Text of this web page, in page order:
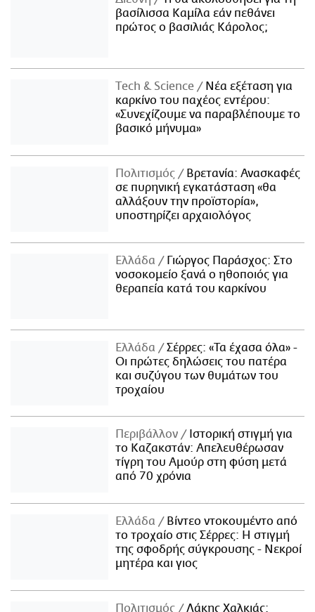
βασίλισσα Καμίλα εάν πεθάνει
πρώτος ο βασιλιάς Κάρολος;
Τech & Science
Νέα εξέταση για
καρκίνο του παχέος εντέρου:
«Συνεχίζουμε να παραβλέπουμε το
βασικό μήνυμα»
Πολιτισμός
Βρετανία: Ανασκαφές
σε πυρηνική εγκατάσταση «θα
αλλάξουν την προϊστορία»,
υποστηρίζει αρχαιολόγος
Ελλάδα
Γιώργος Παράσχος: Στο
νοσοκομείο ξανά ο ηθοποιός για
θεραπεία κατά του καρκίνου
Ελλάδα
Σέρρες: «Τα έχασα όλα» -
Οι πρώτες δηλώσεις του πατέρα
και συζύγου των θυμάτων του
τροχαίου
Περιβάλλον
Ιστορική στιγμή για
το Καζακστάν: Απελευθέρωσαν
τίγρη του Αμούρ στη φύση μετά
από 70 χρόνια
Ελλάδα
Βίντεο ντοκουμέντο από
το τροχαίο στις Σέρρες: Η στιγμή
της σφοδρής σύγκρουσης - Νεκροί
μητέρα και γιος
Πολιτισμός
Λάκης Χαλκιάς: